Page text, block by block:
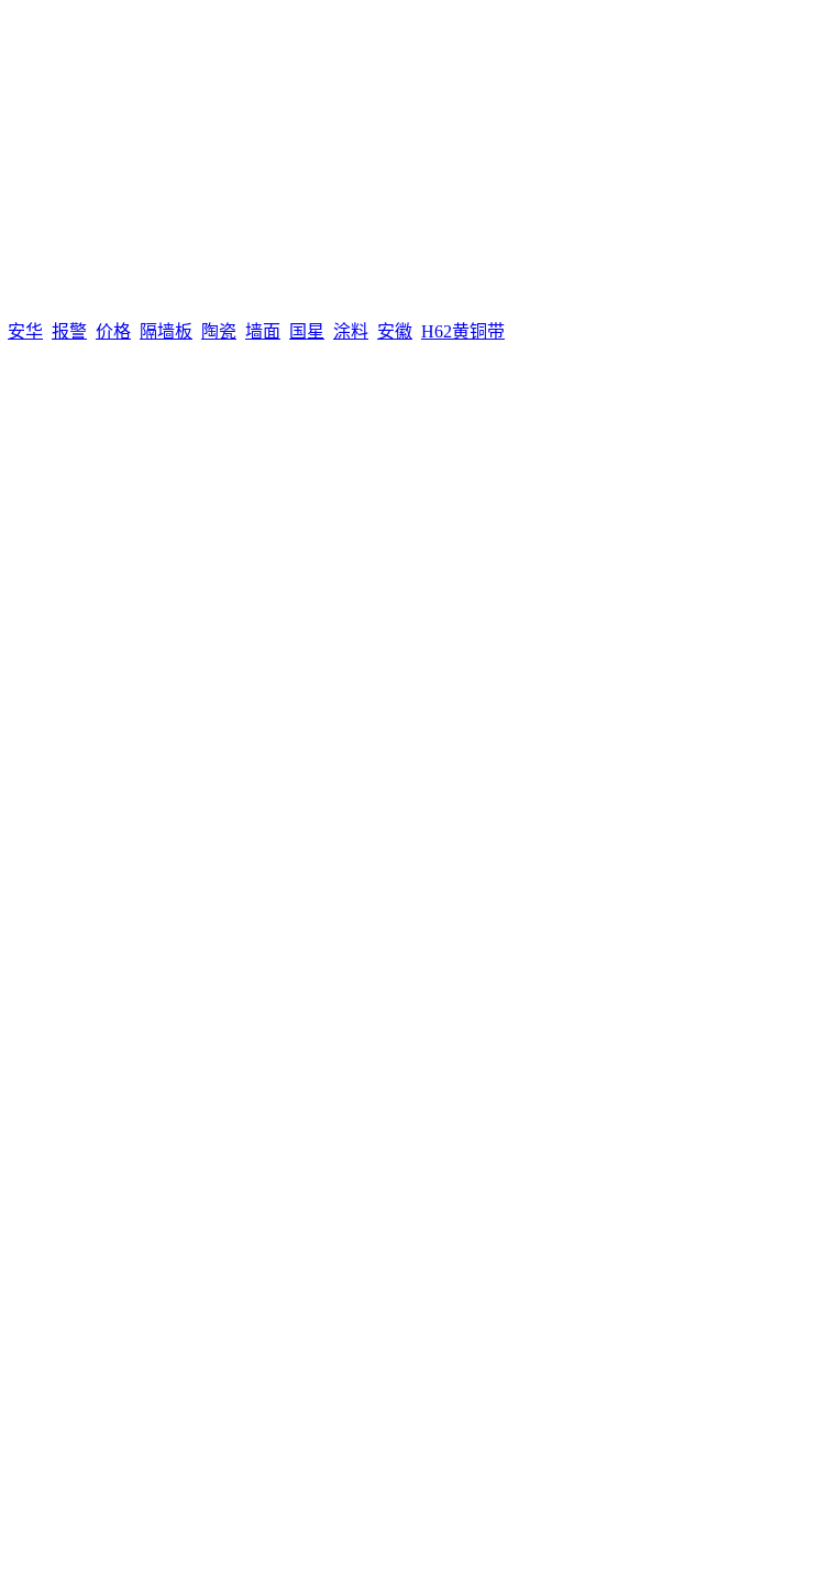
安华 报警 价格 隔墙板 陶瓷 墙面 国星 涂料 安徽 H62黄铜带